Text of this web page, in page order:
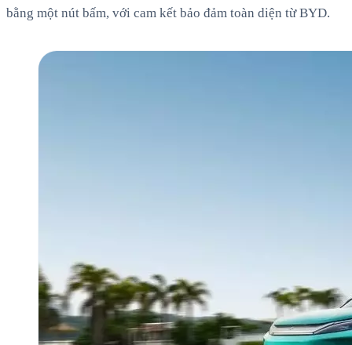
bằng một nút bấm, với cam kết bảo đảm toàn diện từ BYD.